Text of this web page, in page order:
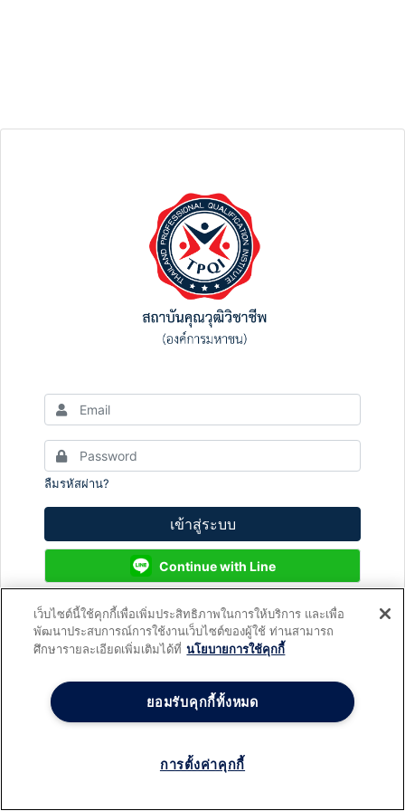
ลืมรหัสผ่าน?
เข้าสู่ระบบ
Continue with Line
ยังไม่มีบัญชีใช่หรือไม่?สมัครสมาชิก
เว็บไซต์นี้ใช้คุกกี้เพื่อเพิ่มประสิทธิภาพในการให้บริการ และเพื่อ
พัฒนาประสบการณ์การใช้งานเว็บไซต์ของผู้ใช้ ท่านสามารถ
ศึกษารายละเอียดเพิ่มเติมได้ที่ นโยบายการใช้คุกกี้
ยอมรับคุกกี้ทั้งหมด
การตั้งค่าคุกกี้